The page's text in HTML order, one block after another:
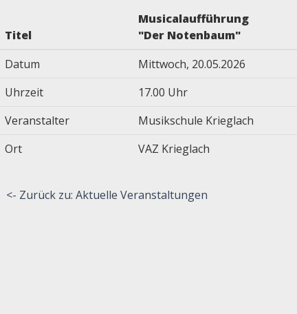
Titel
Musicalaufführung
"Der Notenbaum"
Datum
Mittwoch, 20.05.2026
Uhrzeit
17.00 Uhr
Veranstalter
Musikschule Krieglach
Ort
VAZ Krieglach
<- Zurück zu: Aktuelle Veranstaltungen